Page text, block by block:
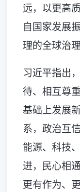
远，以更高
自国家发展
理的全球治理
习近平指出
待、相互尊
基础上发展
系，政治互
能源、科技
进，民心相
更有作为、